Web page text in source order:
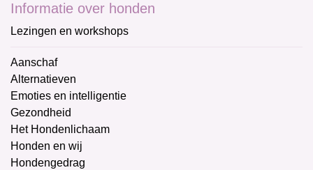
Informatie over honden
Lezingen en workshops
Aanschaf
Alternatieven
Emoties en intelligentie
Gezondheid
Het Hondenlichaam
Honden en wij
Hondengedrag